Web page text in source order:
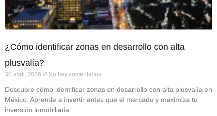
¿Cómo identificar zonas en desarrollo con alta
plusvalía?
30 abril, 2026 No hay comentarios
Descubre cómo identificar zonas en desarrollo con alta plusvalía en
México. Aprende a invertir antes que el mercado y maximiza tu
inversión inmobiliaria.